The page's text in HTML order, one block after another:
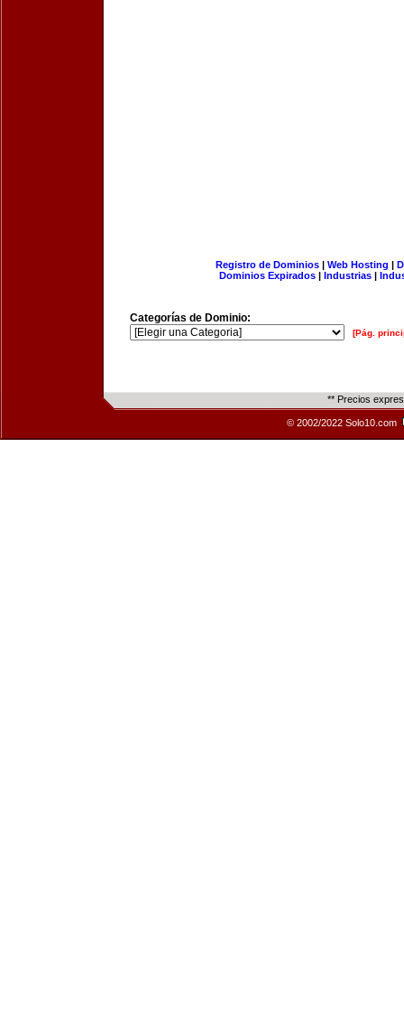
Registro de Dominios| Web Hosting |
Dominios Expirados | Industrias |
Categorías de Dominio:
[Pág.
** Precios
© 2002/2022 Solo10.com